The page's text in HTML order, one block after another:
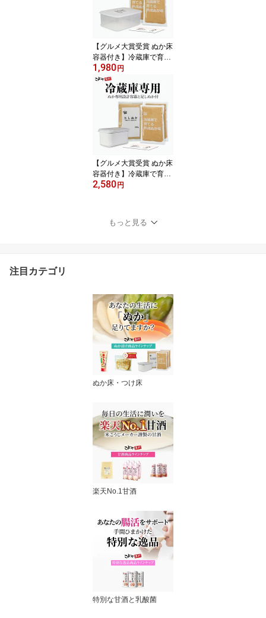
ぬかみそ ぬかどこ 乳酸
菌 腸活 菌活 漬物 漬け物
発酵食品
【グルメ大賞受賞 ぬか床
容器付き】冷蔵庫で育て
る熟成ぬか床 1400g リ
ーズナブルセット 送料無
料 ぬか床 セット 容器 容
器セット ぬか 糠 ぬかど
こ 糠床 熟成 熟成ぬか床
ぬか漬け ぬか漬 糠漬け
ぬか床キット 夏野菜にも
発酵 腸活 発酵食品 初心
1,980 円
【グルメ大賞受賞 ぬか床
容器付き】冷蔵庫で育て
る熟成ぬか床1400g たし
ぬか床 セット 容器 容器
セット ぬか 糠 ぬかどこ
2,580 円
もっと見る
注目カテゴリ
ぬか床・つけ床
楽天No.1甘酒
特別な甘酒と乳酸菌